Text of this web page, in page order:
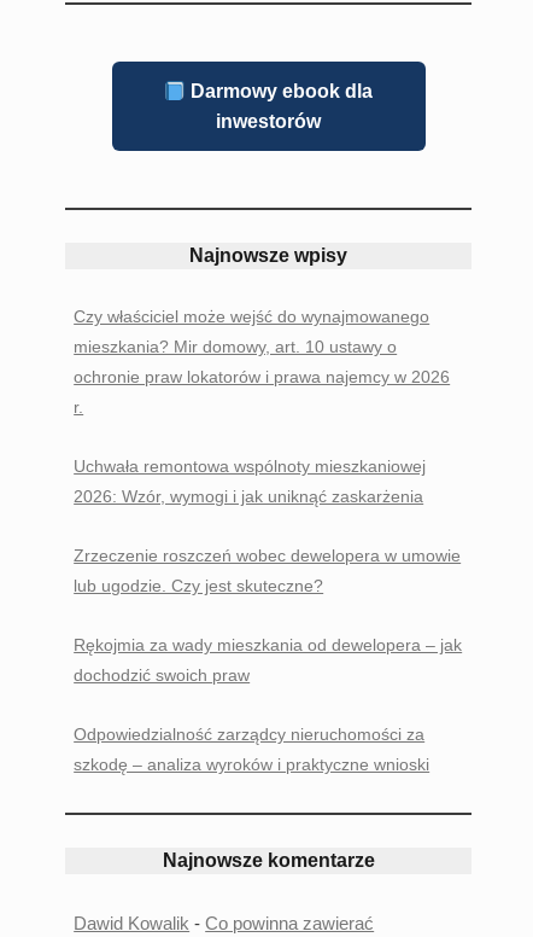
Darmowy ebook dla
inwestorów
Najnowsze wpisy
Czy właściciel może wejść do wynajmowanego
mieszkania? Mir domowy, art. 10 ustawy o
ochronie praw lokatorów i prawa najemcy w 2026
r.
Uchwała remontowa wspólnoty mieszkaniowej
2026: Wzór, wymogi i jak uniknąć zaskarżenia
Zrzeczenie roszczeń wobec dewelopera w umowie
lub ugodzie. Czy jest skuteczne?
Rękojmia za wady mieszkania od dewelopera – jak
dochodzić swoich praw
Odpowiedzialność zarządcy nieruchomości za
szkodę – analiza wyroków i praktyczne wnioski
Najnowsze komentarze
Dawid Kowalik -Co powinna zawierać